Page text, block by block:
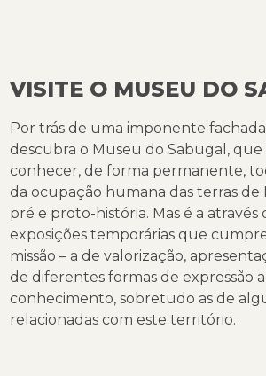
VISITE O MUSEU DO
Por trás de uma imponente fachada
descubra o Museu do Sabugal, que
conhecer, de forma permanente,
da ocupação humana das terras de
pré e proto-história. Mas é a através
exposições temporárias que
missão – a de valorização,
de diferentes formas de expressão
conhecimento, sobretudo as de
relacionadas com este território.